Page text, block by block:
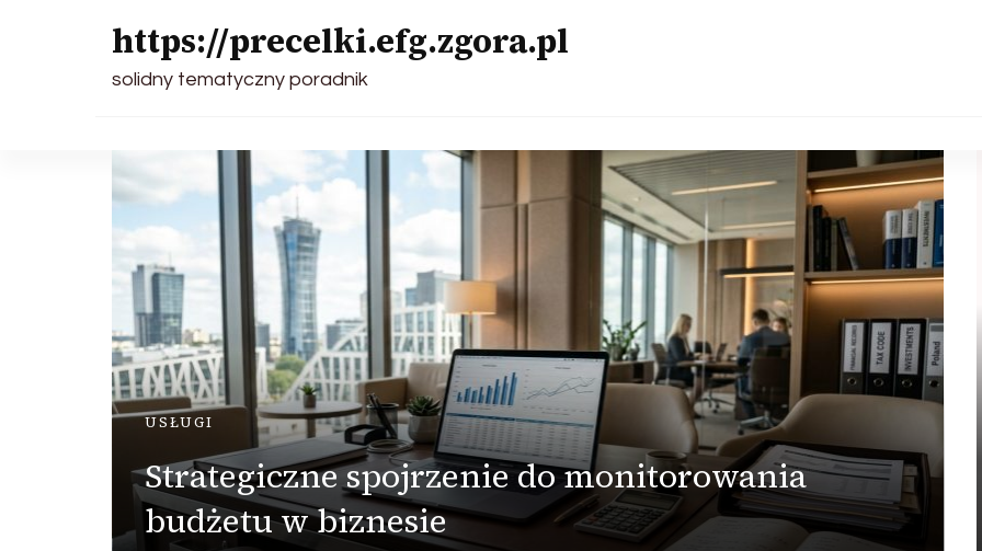
https://precelki.efg.zgora.pl
solidny tematyczny poradnik
USŁUGI
Strategiczne spojrzenie do monitorowania
budżetu w biznesie